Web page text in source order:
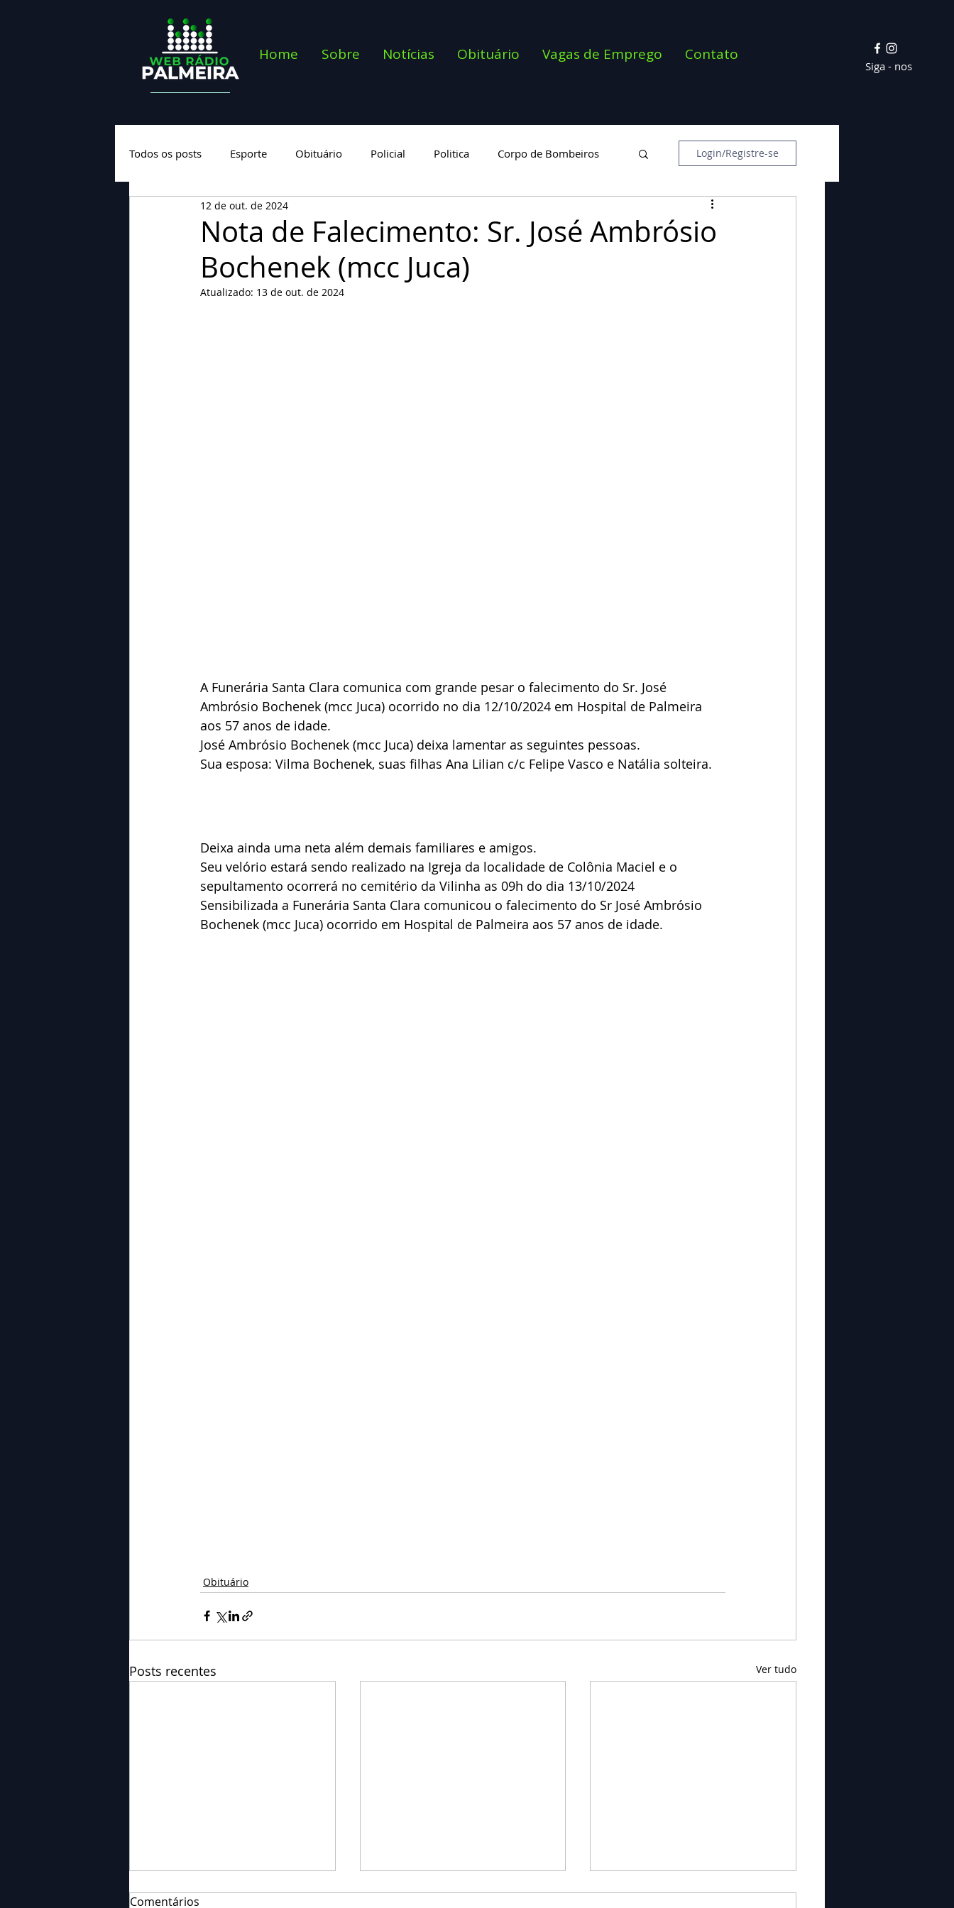
Home Sobre Notícias Obituário Vagas de Emprego Contato
Siga - nos
Todos os posts Esporte Obituário Policial Politica Corpo de Bombeiros
Geral Nova categoria
Login/Registre-se
Nota de Falecimento: Sr. José Ambrósio
Bochenek (mcc Juca)
12 de out. de 2024
Atualizado: 13 de out. de 2024
A Funerária Santa Clara comunica com grande pesar o falecimento do Sr. José
Ambrósio Bochenek (mcc Juca) ocorrido no dia 12/10/2024 em Hospital de Palmeira
aos 57 anos de idade.
José Ambrósio Bochenek (mcc Juca) deixa lamentar as seguintes pessoas.
Sua esposa: Vilma Bochenek, suas filhas Ana Lilian c/c Felipe Vasco e Natália solteira.
Deixa ainda uma neta além demais familiares e amigos.
Seu velório estará sendo realizado na Igreja da localidade de Colônia Maciel e o
sepultamento ocorrerá no cemitério da Vilinha as 09h do dia 13/10/2024
Sensibilizada a Funerária Santa Clara comunicou o falecimento do Sr José Ambrósio
Bochenek (mcc Juca) ocorrido em Hospital de Palmeira aos 57 anos de idade.
Obituário
Posts recentes Ver tudo
Comentários